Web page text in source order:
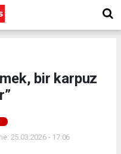
bir karpuz
25.03.2026 - 17:06